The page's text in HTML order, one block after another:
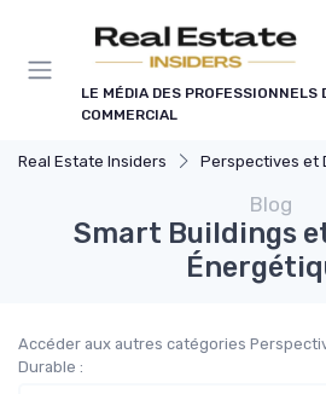
LE MÉDIA DES PROFESSIONNELS
COMMERCIAL
Real Estate Insiders Perspectives et
Blog
Smart Buildings
Accéder aux autres catégories
Durable :